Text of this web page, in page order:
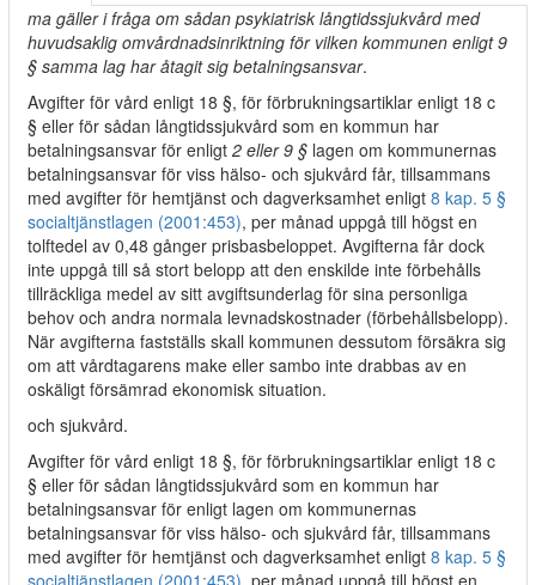
ma gäller i fråga om sådan psykiatrisk långtidssjukvård med
huvudsaklig omvårdnadsinriktning för vilken kommunen enligt 9
§ samma lag har åtagit sig betalningsansvar.
Avgifter för vård enligt 18 §, för förbrukningsartiklar enligt 18 c
§ eller för sådan långtidssjukvård som en kommun har
betalningsansvar för enligt 2 eller 9 § lagen om kommunernas
betalningsansvar för viss hälso- och sjukvård får, tillsammans
med avgifter för hemtjänst och dagverksamhet enligt 8 kap. 5 §
socialtjänstlagen (2001:453), per månad uppgå till högst en
tolftedel av 0,48 gånger prisbasbeloppet. Avgifterna får dock
inte uppgå till så stort belopp att den enskilde inte förbehålls
tillräckliga medel av sitt avgiftsunderlag för sina personliga
behov och andra normala levnadskostnader (förbehållsbelopp).
När avgifterna fastställs skall kommunen dessutom försäkra sig
om att vårdtagarens make eller sambo inte drabbas av en
oskäligt försämrad ekonomisk situation.
och sjukvård.
Avgifter för vård enligt 18 §, för förbrukningsartiklar enligt 18 c
§ eller för sådan långtidssjukvård som en kommun har
betalningsansvar för enligt lagen om kommunernas
betalningsansvar för viss hälso- och sjukvård får, tillsammans
med avgifter för hemtjänst och dagverksamhet enligt 8 kap. 5 §
socialtjänstlagen (2001:453), per månad uppgå till högst en